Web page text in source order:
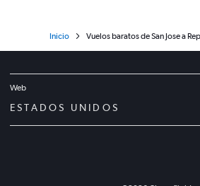
Inicio Vuelos baratos de San Jose a
Web
ESTADOS UNIDOS